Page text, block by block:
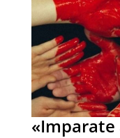
«Imparate